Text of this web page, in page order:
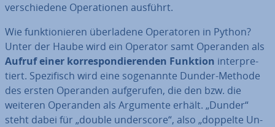
ver­schie­de­ne Ope­ra­tio­nen ausführt.
Wie funk­tio­nie­ren über­la­de­ne Ope­ra­to­ren in Python?
Unter der Haube wird ein Operator samt Operanden als
Aufruf einer kor­re­spon­die­ren­den Funktion in­ter­pre­
tiert. Spe­zi­fisch wird eine so­ge­nann­te Dunder-Methode
des ersten Operanden auf­ge­ru­fen, die den bzw. die
weiteren Operanden als Argumente erhält. „Dunder“
steht dabei für „double un­ders­core“, also „doppelte Un­